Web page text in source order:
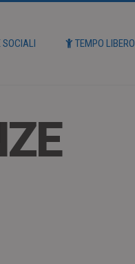
SOCIALI TEMPO LIBERO